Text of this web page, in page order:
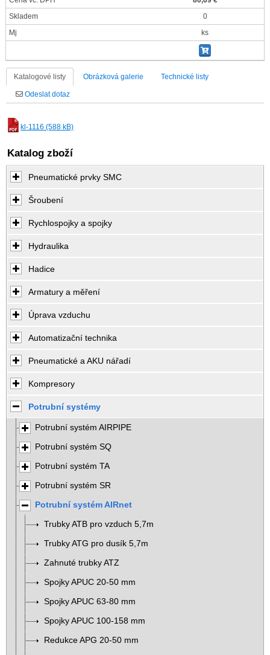
Skladem
0
Mj
ks
Katalogové listy Obrázková galerie Technické listy
Odeslat dotaz
kl-1116 (588 kB)
Katalog zboží
Pneumatické prvky SMC
Šroubení
Rychlospojky a spojky
Hydraulika
Hadice
Armatury a měření
Úprava vzduchu
Automatizační technika
Pneumatické a AKU nářadí
Kompresory
Potrubní systémy
Potrubní systém AIRPIPE
Potrubní systém SQ
Potrubní systém TA
Potrubní systém SR
Potrubní systém AIRnet
Trubky ATB pro vzduch 5,7m
Trubky ATG pro dusík 5,7m
Zahnuté trubky ATZ
Spojky APUC 20-50 mm
Spojky APUC 63-80 mm
Spojky APUC 100-158 mm
Redukce APG 20-50 mm